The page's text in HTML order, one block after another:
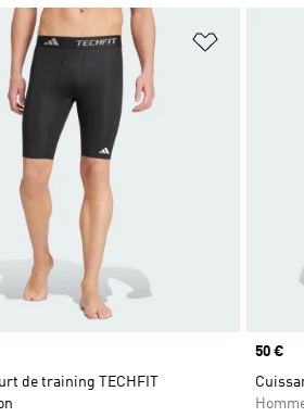
de produits favoris Ajouter à
de training TECHFIT
Prix
50 €